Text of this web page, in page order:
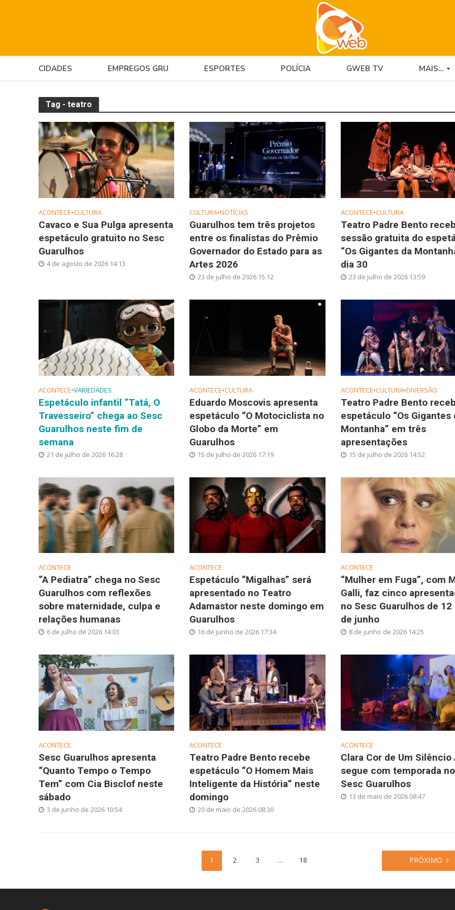
CIDADES EMPREGOS GRU ESPORTES POLÍCIA GWEB TV MAIS…
Tag - teatro
ACONTECE•CULTURA
Cavaco e Sua Pulga apresenta
espetáculo gratuito no Sesc
Guarulhos
4 de agosto de 2026 14:13
CULTURA•NOTÍCIAS
Guarulhos tem três projetos
entre os finalistas do Prêmio
Governador do Estado para as
Artes 2026
23 de julho de 2026 15:12
ACONTECE•CULTURA
Teatro Padre Bento
sessão gratuita do
“Os Gigantes da
dia 30
23 de julho de 2026 13:59
ACONTECE•VARIEDADES
Espetáculo infantil “Tatá, O
Travesseiro” chega ao Sesc
Guarulhos neste fim de
semana
21 de julho de 2026 16:28
ACONTECE•CULTURA
Eduardo Moscovis apresenta
espetáculo “O Motociclista no
Globo da Morte” em
Guarulhos
15 de julho de 2026 17:19
ACONTECE•CULTURA•DIVERSÃO
Teatro Padre Bento
espetáculo “Os Gigantes
Montanha” em três
apresentações
15 de julho de 2026 14:52
ACONTECE
“A Pediatra” chega no Sesc
Guarulhos com reflexões
sobre maternidade, culpa e
relações humanas
6 de julho de 2026 14:03
ACONTECE
Espetáculo “Migalhas” será
apresentado no Teatro
Adamastor neste domingo em
Guarulhos
16 de junho de 2026 17:34
ACONTECE
“Mulher em Fuga”, com
Galli, faz cinco
no Sesc Guarulhos de 12
de junho
8 de junho de 2026 14:25
ACONTECE
Sesc Guarulhos apresenta
“Quanto Tempo o Tempo
Tem” com Cia Bisclof neste
sábado
3 de junho de 2026 10:54
ACONTECE
Teatro Padre Bento recebe
espetáculo “O Homem Mais
Inteligente da História” neste
domingo
20 de maio de 2026 08:30
ACONTECE
Clara Cor de Um Silêncio
segue com temporada no
Sesc Guarulhos
13 de maio de 2026 08:47
1 2 3 … 18 PRÓXIMO